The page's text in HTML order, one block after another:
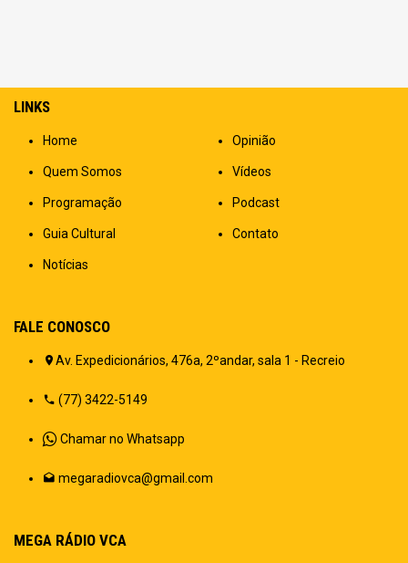
LINKS
Home
Quem Somos
Programação
Guia Cultural
Notícias
Opinião
Vídeos
Podcast
Contato
FALE CONOSCO
Av. Expedicionários, 476a, 2ºandar, sala 1 - Recreio
(77) 3422-5149
Chamar no Whatsapp
megaradiovca@gmail.com
MEGA RÁDIO VCA